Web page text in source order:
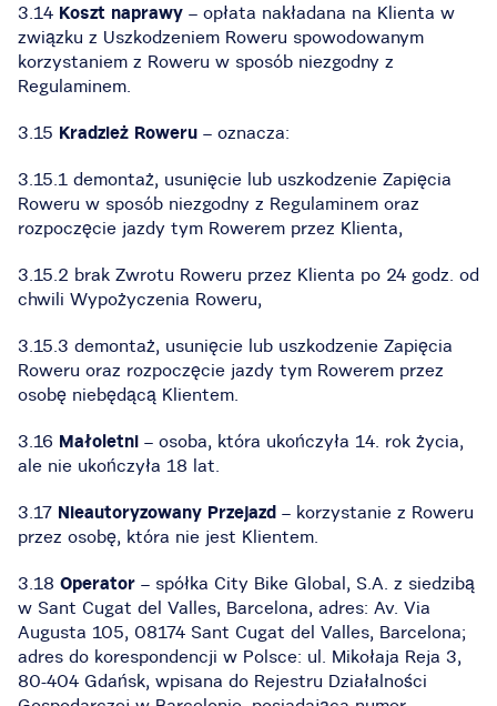
3.14 Koszt naprawy – opłata nakładana na Klienta w
związku z Uszkodzeniem Roweru spowodowanym
korzystaniem z Roweru w sposób niezgodny z
Regulaminem.
3.15 Kradzież Roweru – oznacza:
3.15.1 demontaż, usunięcie lub uszkodzenie Zapięcia
Roweru w sposób niezgodny z Regulaminem oraz
rozpoczęcie jazdy tym Rowerem przez Klienta,
3.15.2 brak Zwrotu Roweru przez Klienta po 24 godz. od
chwili Wypożyczenia Roweru,
3.15.3 demontaż, usunięcie lub uszkodzenie Zapięcia
Roweru oraz rozpoczęcie jazdy tym Rowerem przez
osobę niebędącą Klientem.
3.16 Małoletni – osoba, która ukończyła 14. rok życia,
ale nie ukończyła 18 lat.
3.17 Nieautoryzowany Przejazd – korzystanie z Roweru
przez osobę, która nie jest Klientem.
3.18 Operator – spółka City Bike Global, S.A. z siedzibą
w Sant Cugat del Valles, Barcelona, adres: Av. Via
Augusta 105, 08174 Sant Cugat del Valles, Barcelona;
adres do korespondencji w Polsce: ul. Mikołaja Reja 3,
80-404 Gdańsk, wpisana do Rejestru Działalności